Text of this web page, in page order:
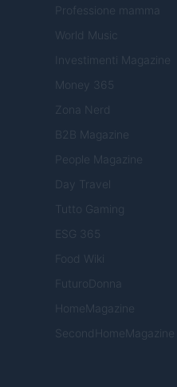
Professione mamma
World Music
Investimenti Magazine
Money 365
Zona Nerd
B2B Magazine
People Magazine
Day Travel
Tutto Gaming
ESG 365
Food Wiki
FuturoDonna
HomeMagazine
SecondHomeMagazine